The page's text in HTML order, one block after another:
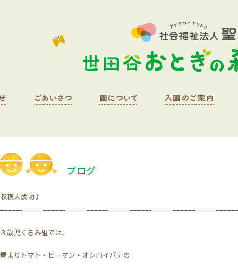
ブログ
収穫大成功♪
３歳児くるみ組では、
春よりトマト・ピーマン・オシロイバナの